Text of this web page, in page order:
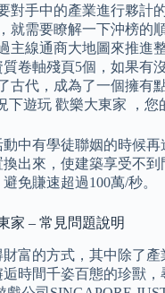
對手中的產業進行夥計
就需要瞭解一下沖榜的
主線通商大地圖來推進
卷軸殘頁5個，如果有
古代，成為了一個擁有
下遊玩 歡樂大東家 ，您
中有學徒聯姻的時候
出來，使建築享受不
免賺速超過100萬/秒。
家 – 常見問題說明
富的方式，其中除了
時間千姿百態的珍獸